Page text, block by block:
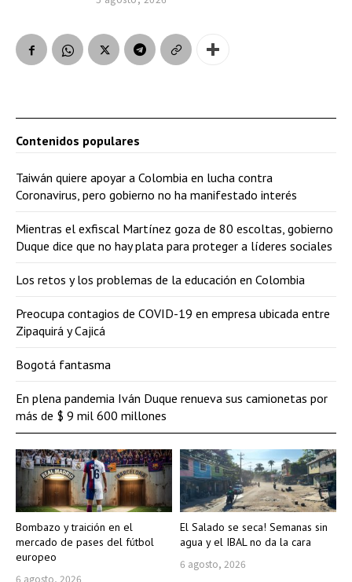
Bombazo y traición en el
mercado de pases del fútbol
europeo
6 agosto, 2026
El Salado se seca! Semanas sin
agua y el IBAL no da la cara
6 agosto, 2026
Contenidos populares
Taiwán quiere apoyar a Colombia en lucha contra
Coronavirus, pero gobierno no ha manifestado interés
Mientras el exfiscal Martínez goza de 80 escoltas, gobierno
Duque dice que no hay plata para proteger a líderes sociales
Los retos y los problemas de la educación en Colombia
Preocupa contagios de COVID-19 en empresa ubicada entre
Zipaquirá y Cajicá
Bogotá fantasma
En plena pandemia Iván Duque renueva sus camionetas por
más de $ 9 mil 600 millones